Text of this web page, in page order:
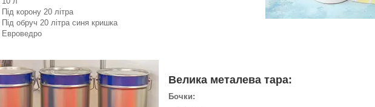
Під корону 20 літра
Під обруч 20 літра синя кришка
Евроведро
Велика металева тара:
Бочки: